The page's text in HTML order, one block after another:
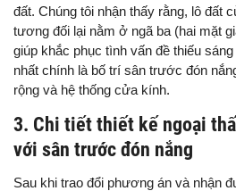
đất. Chúng tôi nhận thấy rằng, lô đất
tương đối lại nằm ở ngã ba (hai mặt
giúp khắc phục tình vấn đề thiếu
nhất chính là bố trí sân trước đón
rộng và hệ thống cửa kính.
3. Chi tiết thiết kế ngoại
với sân trước đón nắng
Sau khi trao đổi phương án và nhận